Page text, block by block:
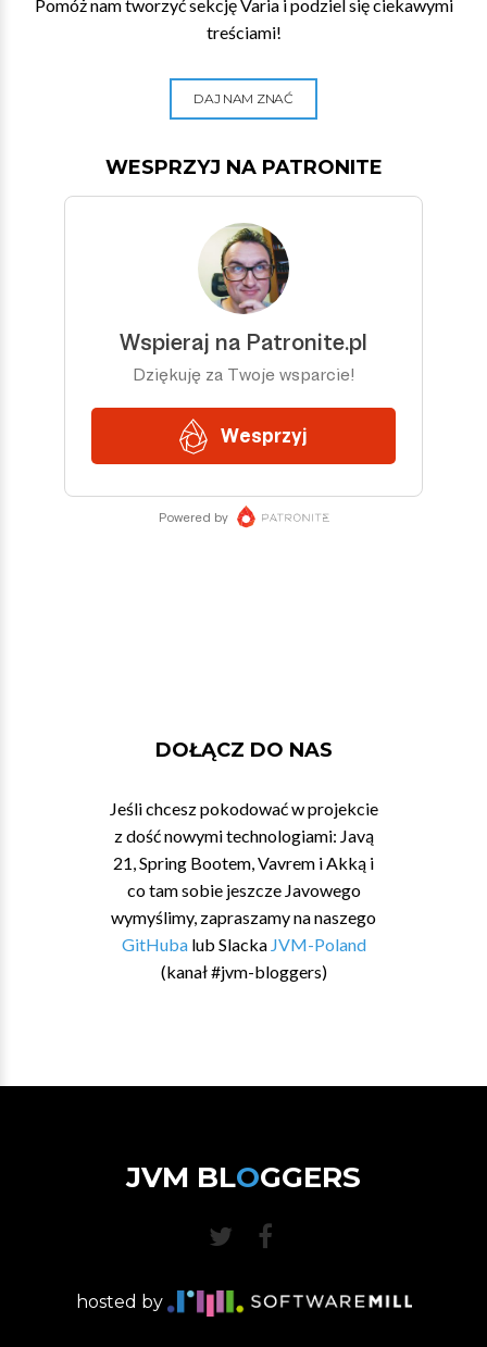
Pomóż nam tworzyć sekcję Varia i podziel się ciekawymi
treściami!
DAJ NAM ZNAĆ
WESPRZYJ NA PATRONITE
DOŁĄCZ DO NAS
Jeśli chcesz pokodować w projekcie
z dość nowymi technologiami: Javą
21, Spring Bootem, Vavrem i Akką i
co tam sobie jeszcze Javowego
wymyślimy, zapraszamy na naszego
GitHubalub Slacka JVM-Poland
(kanał #jvm-bloggers)
JVM BLOGGERS
hosted by